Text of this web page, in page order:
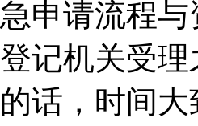
申请流程
记机关受
话，时间